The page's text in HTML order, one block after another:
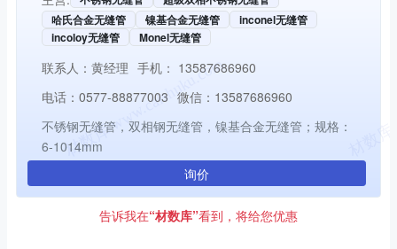
哈氏合金无缝管
镍基合金无缝管
inconel无缝管
incoloy无缝管
Monel无缝管
联系人： 黄经理 手机： 13587686960
电话： 0577-88877003 微信： 13587686960
不锈钢无缝管，双相钢无缝管，镍基合金无缝管；规格：
6-1014mm
询价
告诉我在“材数库”看到，将给您优惠